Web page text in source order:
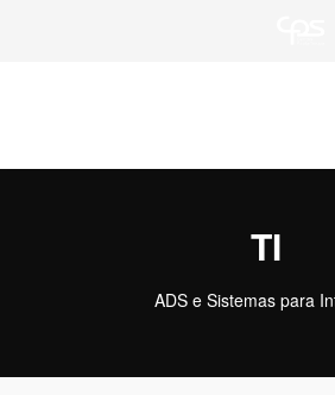
TI
ADS e Sistemas para